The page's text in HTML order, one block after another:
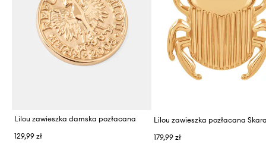
Lilou zawieszka damska pozłacana
129,99 zł
179,99 zł